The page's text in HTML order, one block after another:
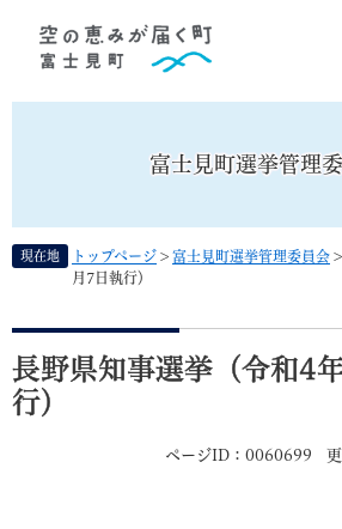
富士見町選挙管理
現在地 トップページ > 富士見町選挙管理委員会 >
月7日執行）
本
文
長野県知事選挙（令和4
行）
ページID：0060699